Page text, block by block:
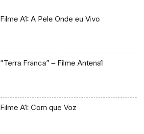
Filme A1: A Pele Onde eu Vivo
“Terra Franca” – Filme Antena1
Filme A1: Com que Voz